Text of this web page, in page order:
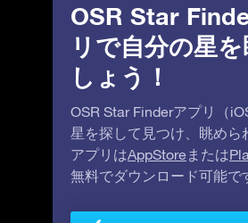
OSR Star
リで自分の星を
しょう！
OSR Star Finderアプリ（
星を探して見つけ、眺めら
アプリはAppStore または
無料でダウンロード可能で